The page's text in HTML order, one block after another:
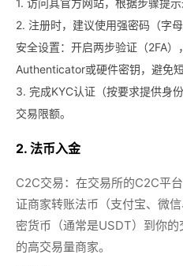
1. 访问其官方网站，根据步骤提示
2. 注册时，建议使用强密码（字
安全设置：开启两步验证（2FA
Authenticator或硬件密钥，避免短
3. 完成KYC认证（按要求提供身
交易限额。
2. 法币入金
C2C交易： 在交易所的C2C平
证商家转账法币（支付宝、微
密货币（通常是USDT）到你
的高交易量商家。